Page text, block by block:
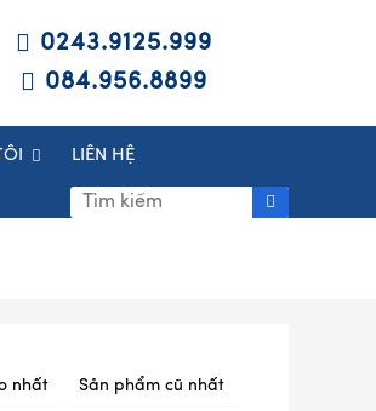
0243.9125.999
084.956.8899
LIÊN HỆ
nhất Sản phẩm cũ nhất